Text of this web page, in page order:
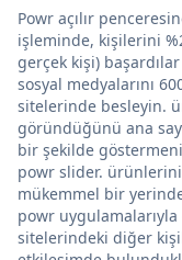
Powr açılır
işleminde, kişilerini
gerçek kişi)
sosyal medyalarını
sitelerinde besleyin.
göründüğünü ana
bir şekilde
powr slider.
mükemmel bir
powr
sitelerindeki diğer